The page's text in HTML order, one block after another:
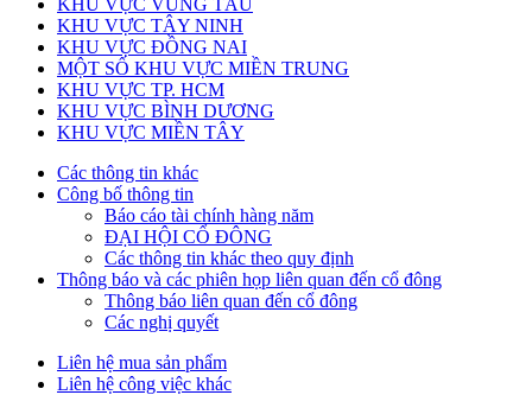
KHU VỰC VŨNG TÀU
KHU VỰC TÂY NINH
KHU VỰC ĐỒNG NAI
MỘT SỐ KHU VỰC MIỀN TRUNG
KHU VỰC TP. HCM
KHU VỰC BÌNH DƯƠNG
KHU VỰC MIỀN TÂY
Các thông tin khác
Công bố thông tin
Báo cáo tài chính hàng năm
ĐẠI HỘI CỔ ĐÔNG
Các thông tin khác theo quy định
Thông báo và các phiên họp liên quan đến cổ đông
Thông báo liên quan đến cổ đông
Các nghị quyết
Liên hệ mua sản phẩm
Liên hệ công việc khác